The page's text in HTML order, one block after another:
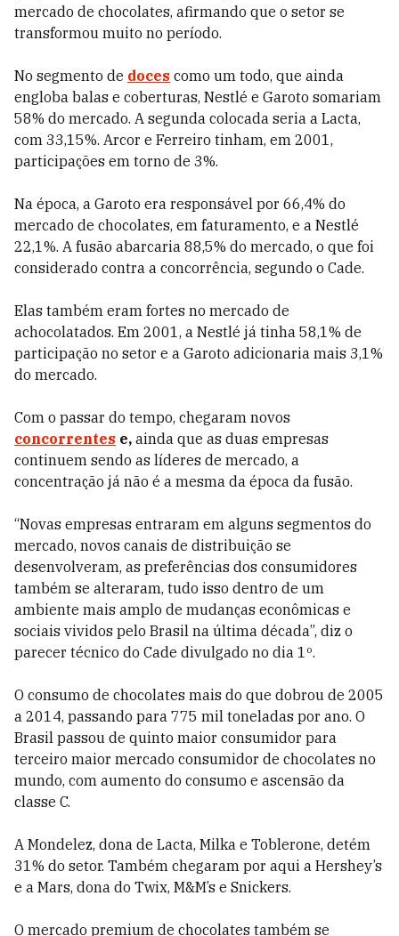
mercado de chocolates, afirmando que o setor se
transformou muito no período.
No segmento de doces como um todo, que ainda
engloba balas e coberturas, Nestlé e Garoto somariam
58% do mercado. A segunda colocada seria a Lacta,
com 33,15%. Arcor e Ferreiro tinham, em 2001,
participações em torno de 3%.
Na época, a Garoto era responsável por 66,4% do
mercado de chocolates, em faturamento, e a Nestlé
22,1%. A fusão abarcaria 88,5% do mercado, o que foi
considerado contra a concorrência, segundo o Cade.
Elas também eram fortes no mercado de
achocolatados. Em 2001, a Nestlé já tinha 58,1% de
participação no setor e a Garoto adicionaria mais 3,1%
do mercado.
Com o passar do tempo, chegaram novos
concorrentes e, ainda que as duas empresas
continuem sendo as líderes de mercado, a
concentração já não é a mesma da época da fusão.
“Novas empresas entraram em alguns segmentos do
mercado, novos canais de distribuição se
desenvolveram, as preferências dos consumidores
também se alteraram, tudo isso dentro de um
ambiente mais amplo de mudanças econômicas e
sociais vividos pelo Brasil na última década”, diz o
parecer técnico do Cade divulgado no dia 1º.
O consumo de chocolates mais do que dobrou de 2005
a 2014, passando para 775 mil toneladas por ano. O
Brasil passou de quinto maior consumidor para
terceiro maior mercado consumidor de chocolates no
mundo, com aumento do consumo e ascensão da
classe C.
A Mondelez, dona de Lacta, Milka e Toblerone, detém
31% do setor. Também chegaram por aqui a Hershey’s
e a Mars, dona do Twix, M&M’s e Snickers.
O mercado premium de chocolates também se